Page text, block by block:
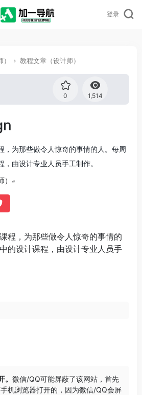
登录
教程文章（设计师）
0 1,514
，为那些做令人惊奇的事情的人。每周
由设计专业人员手工制作。
程，为那些做令人惊奇的事情的
的设计课程，由设计专业人员手
微信/QQ可能屏蔽了该网站，首先
机浏览器打开的，因为微信/QQ会屏